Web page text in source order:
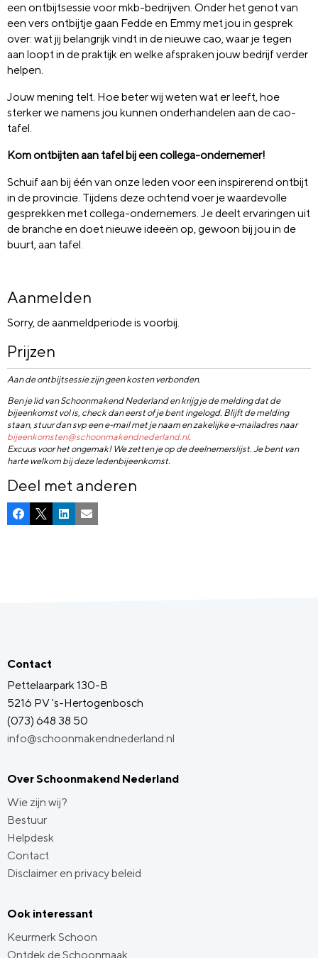
een ontbijtsessie voor mkb-bedrijven. Onder het genot van
een vers ontbijtje gaan Fedde en Emmy met jou in gesprek
over: wat jij belangrijk vindt in de nieuwe cao, waar je tegen
aan loopt in de praktijk en welke afspraken jouw bedrijf verder
helpen.
Jouw mening telt. Hoe beter wij weten wat er leeft, hoe
sterker we namens jou kunnen onderhandelen aan de cao-
tafel.
Kom ontbijten aan tafel bij een collega-ondernemer!
Schuif aan bij één van onze leden voor een inspirerend ontbijt
in de provincie. Tijdens deze ochtend voer je waardevolle
gesprekken met collega-ondernemers. Je deelt ervaringen uit
de branche en doet nieuwe ideeën op, gewoon bij jou in de
buurt, aan tafel.
Aanmelden
Sorry, de aanmeldperiode is voorbij.
Prijzen
Aan de ontbijtsessie zijn geen kosten verbonden.
Ben je lid van Schoonmakend Nederland en krijg je de melding dat de
bijeenkomst vol is, check dan eerst of je bent ingelogd. Blijft de melding
staan, stuur dan svp een e-mail met je naam en zakelijke e-mailadres naar
bijeenkomsten@schoonmakendnederland.nl.
Excuus voor het ongemak! We zetten je op de deelnemerslijst. Je bent van
harte welkom bij deze ledenbijeenkomst.
Deel met anderen
Facebook
X LinkedInE-mail
Contact
Pettelaarpark 130-B
5216 PV 's-Hertogenbosch
(073) 648 38 50
info@schoonmakendnederland.nl
Over Schoonmakend Nederland
Wie zijn wij?
Bestuur
Helpdesk
Contact
Disclaimer en privacy beleid
Ook interessant
Keurmerk Schoon
Ontdek de Schoonmaak